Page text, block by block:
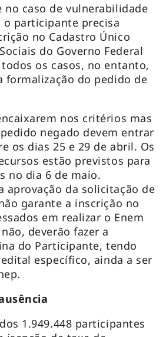
no caso de vulnerabilidade
o participante precisa
no Cadastro Único
do Governo Federal
todos os casos, no entanto,
formalização do pedido de
nos critérios mas
negado devem entrar
os dias 25 e 29 de abril. Os
estão previstos para
no dia 6 de maio.
aprovação da solicitação de
garante a inscrição no
em realizar o Enem
deverão fazer a
do Participante, tendo
específico, ainda a ser
1.949.448 participantes